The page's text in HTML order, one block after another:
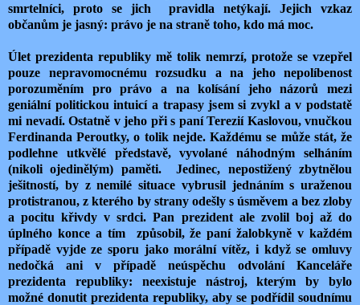
smrtelníci, proto se jich pravidla netýkají. Jejich vzkaz
občanům je jasný: právo je na straně toho, kdo má moc.
Úlet prezidenta republiky mě tolik nemrzí, protože se vzepřel
pouze nepravomocnému rozsudku a na jeho nepolíbenost
porozuměním pro právo a na kolísání jeho názorů mezi
geniální politickou intuicí a trapasy jsem si zvykl a v podstatě
mi nevadí. Ostatně v jeho při s paní Terezií Kaslovou, vnučkou
Ferdinanda Peroutky, o tolik nejde. Každému se může stát, že
podlehne utkvělé představě, vyvolané náhodným selháním
(nikoli ojedinělým) paměti. Jedinec, nepostižený zbytnělou
ješitností, by z nemilé situace vybrusil jednáním s uraženou
protistranou, z kterého by strany odešly s úsměvem a bez zloby
a pocitu křivdy v srdci. Pan prezident ale zvolil boj až do
úplného konce a tím způsobil, že paní žalobkyně v každém
případě vyjde ze sporu jako morální vítěz, i když se omluvy
nedočká ani v případě neúspěchu odvolání Kanceláře
prezidenta republiky: neexistuje nástroj, kterým by bylo
možné donutit prezidenta republiky, aby se podřídil soudnímu